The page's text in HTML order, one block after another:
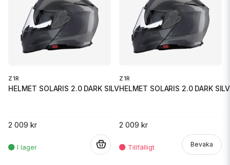
Z1R
HELMET SOLARIS 2.0 DARK SILVER
2 009 kr
Z1R
HELMET SOLARIS 2.0 DARK
2 009 kr
Bevaka